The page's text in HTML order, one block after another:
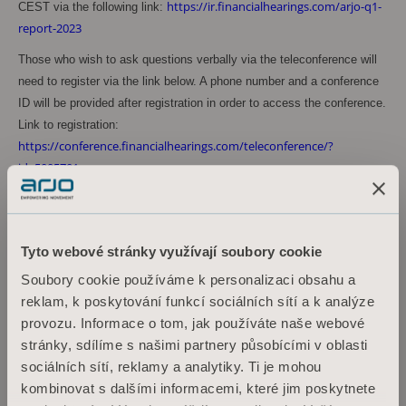
Tyto webové stránky využívají soubory cookie
Soubory cookie používáme k personalizaci obsahu a
reklam, k poskytování funkcí sociálních sítí a k analýze
provozu. Informace o tom, jak používáte naše webové
stránky, sdílíme s našimi partnery působícími v oblasti
sociálních sítí, reklamy a analytiky. Ti je mohou
kombinovat s dalšími informacemi, které jim poskytnete
CEST via the following link: https://ir.financialhearings.com/arjo-q1-
report-2023
Those who wish to ask questions verbally via the teleconference will
need to register via the link below. A phone number and a conference
ID will be provided after registration in order to access the conference.
Link to registration:
https://conference.financialhearings.com/teleconference/?
id=5005701
Alternatively, use the following link to download the presentation:
presentations/2023/
A recorded version of the conference is accessible for three years via
the following link:
https://ir.financialhearings.com/arjo-q1-report-2023
For more information, please contact: